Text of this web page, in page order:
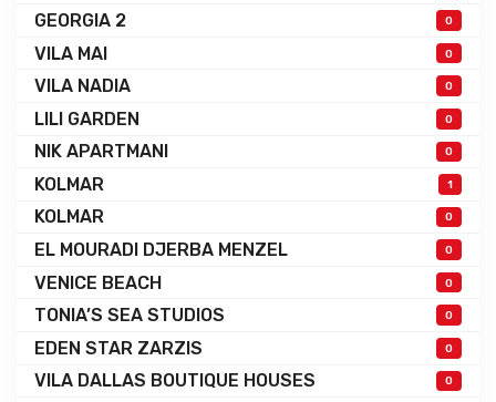
GEORGIA 2 0
VILA MAI 0
VILA NADIA 0
LILI GARDEN 0
NIK APARTMANI 0
KOLMAR 1
KOLMAR 0
EL MOURADI DJERBA MENZEL 0
VENICE BEACH 0
TONIA’S SEA STUDIOS 0
EDEN STAR ZARZIS 0
VILA DALLAS BOUTIQUE HOUSES 0